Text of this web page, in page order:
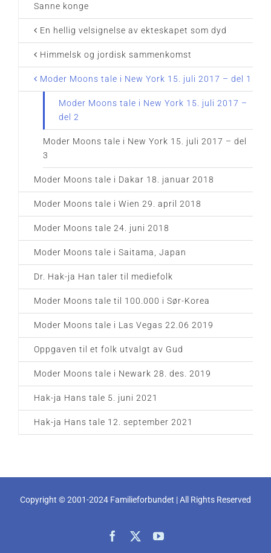
Sanne konge
En hellig velsignelse av ekteskapet som dyd
Himmelsk og jordisk sammenkomst
Moder Moons tale i New York 15. juli 2017 – del 1
Moder Moons tale i New York 15. juli 2017 –
del 2
Moder Moons tale i New York 15. juli 2017 – del
3
Moder Moons tale i Dakar 18. januar 2018
Moder Moons tale i Wien 29. april 2018
Moder Moons tale 24. juni 2018
Moder Moons tale i Saitama, Japan
Dr. Hak-ja Han taler til mediefolk
Moder Moons tale til 100.000 i Sør-Korea
Moder Moons tale i Las Vegas 22.06 2019
Oppgaven til et folk utvalgt av Gud
Moder Moons tale i Newark 28. des. 2019
Hak-ja Hans tale 5. juni 2021
Hak-ja Hans tale 12. september 2021
Copyright © 2001-2024 Familieforbundet | All Rights Reserved
Facebook YouTube